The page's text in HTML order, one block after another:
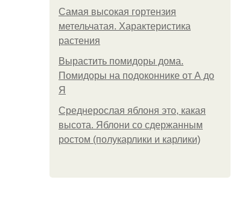
Самая высокая гортензия
метельчатая. Характеристика
растения
Вырастить помидоры дома.
Помидоры на подоконнике от А до
Я
Среднерослая яблоня это, какая
высота. Яблони со сдержанным
ростом (полукарлики и карлики)